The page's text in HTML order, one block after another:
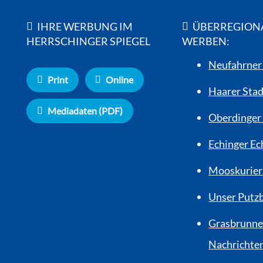
IHRE WERBUNG IM
HERRSCHINGER SPIEGEL
Print Online
Mediadaten (PDF)
WERBEN:
Neufahrner
Haarer
Echinger
Mooskurier
Unser